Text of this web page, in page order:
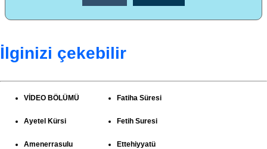
İlginizi çekebilir
VİDEO BÖLÜMÜ
Ayetel Kürsi
Amenerrasulu
Fatiha Süresi
Fetih Suresi
Ettehiyyatü